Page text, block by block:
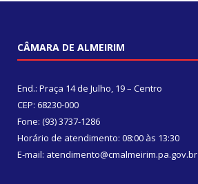
CÂMARA DE ALMEIRIM
End.: Praça 14 de Julho, 19 – Centro
CEP: 68230-000
Fone: (93) 3737-1286
Horário de atendimento: 08:00 às 13:30
E-mail: atendimento@cmalmeirim.pa.gov.br